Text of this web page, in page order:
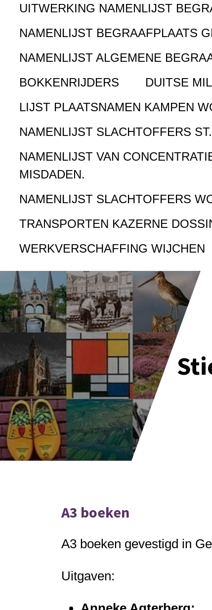
UITWERKING NAMENLIJST
NAMENLIJST BEGRAAFPLAATS
NAMENLIJST ALGEMENE
BOKKENRIJDERS
DUITSE
LIJST PLAATSNAMEN KAMPEN
NAMENLIJST SLACHTOFFERS
NAMENLIJST VAN
MISDADEN.
NAMENLIJST SLACHTOFFERS
TRANSPORTEN KAZERNE
WERKVERSCHAFFING WIJCHEN
A3 boeken
A3 boeken gevestigd in
Uitgaven: